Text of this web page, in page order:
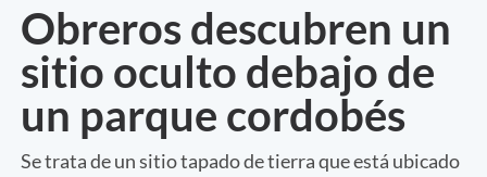
Obreros descubren un
sitio oculto debajo de
un parque cordobés
Se trata de un sitio tapado de tierra que está ubicado